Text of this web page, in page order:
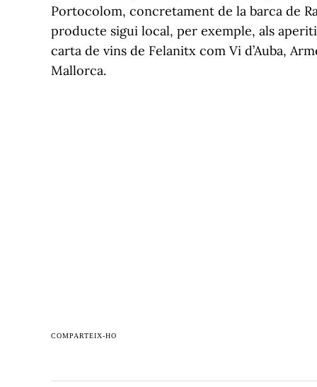
Portocolom, concretament de la barca de
producte sigui local, per exemple, als
carta de vins de Felanitx com Vi d’Auba,
Mallorca.
COMPARTEIX-HO